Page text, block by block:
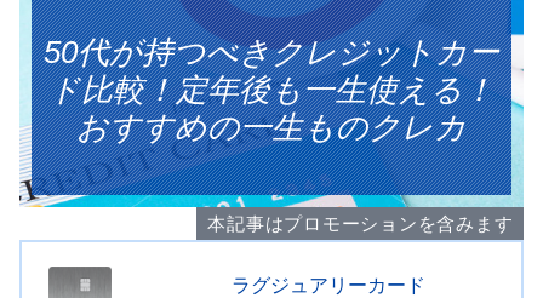
50代が持つべきクレジットカー
ド比較！定年後も一生使える！
おすすめの一生ものクレカ
本記事はプロモーションを含みます
ラグジュアリーカード